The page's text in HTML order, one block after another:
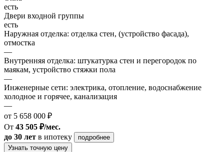
есть
Двери входной группы
есть
Наружная отделка: отделка стен, (устройство фасада),
отмостка
—
Внутренняя отделка: штукатурка стен и перегородок по
маякам, устройство стяжки пола
—
Инженерные сети: электрика, отопление, водоснабжение
холодное и горячее, канализация
—
от 5 658 000 ₽
От 43 505 ₽/мес.
до 30 лет в ипотеку
подробнее
Узнать точную цену